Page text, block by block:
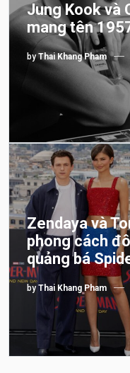
Jung Kook và
mang tên
byThai Khang Pham
Zendaya và
phong cách
quảng bá
by Thai Khang Pham